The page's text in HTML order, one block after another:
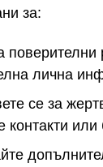
за:
поверителни
лична
се за
контакти